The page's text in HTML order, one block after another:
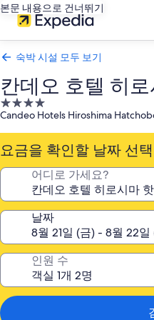
본문 내용으로 건너뛰기
숙박 시설 모두 보기
칸데오 호텔 히
4.0
성
급
숙
박
설
Candeo Hotels Hiroshima
요금을 확인할 날짜 선택
어디로 가세요?
날짜
인원 수